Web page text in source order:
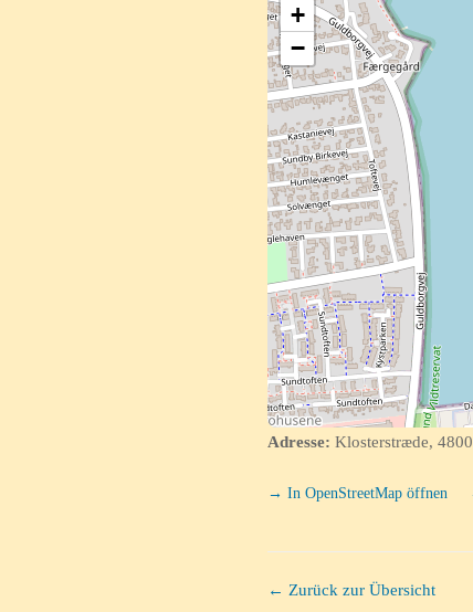
+
−
Adresse: Klosterstræde,
→ In OpenStreetMap öffnen
← Zurück zur Übersicht